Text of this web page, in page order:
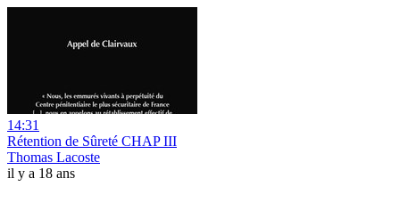
14:31
Rétention de Sûreté CHAP III
Thomas Lacoste
il y a 18 ans